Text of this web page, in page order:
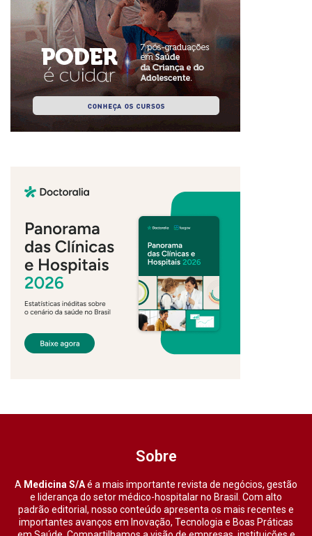
Sobre
A Medicina S/Aé a mais importante revista de negócios, gestão
e liderança do setor médico-hospitalar no Brasil. Com alto
padrão editorial, nosso conteúdo apresenta os mais recentes e
importantes avanços em Inovação, Tecnologia e Boas Práticas